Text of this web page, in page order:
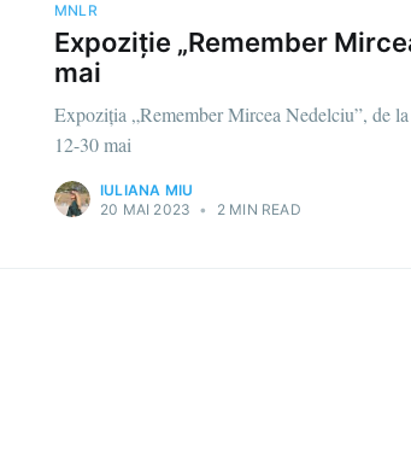
MNLR
Expoziție „Remember
mai
Expoziția „Remember Mircea Nedelciu”, de
12-30 mai
IULIANA MIU
20 MAI 2023 • 2 MIN READ